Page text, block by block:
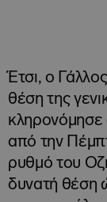
Έτσι, ο
θέση της
κληρονόμησε
από την
ρυθμό του
δυνατή θέση